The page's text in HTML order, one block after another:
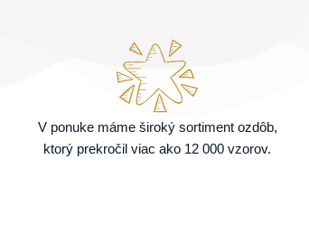
V ponuke máme široký sortiment ozdôb,
ktorý prekročil viac ako 12 000 vzorov.